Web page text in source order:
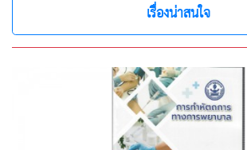
เรื่องน่าสนใจ